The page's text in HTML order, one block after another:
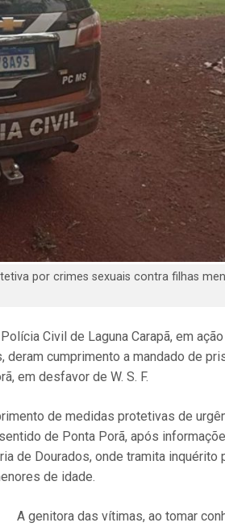
por crimes sexuais contra filhas
Civil de Laguna Carapã, em
cumprimento a mandado de
em desfavor de W. S. F.
de medidas protetivas de
de Ponta Porã, após
de Dourados, onde tramita inquérito
de idade.
A genitora das vítimas, ao tomar